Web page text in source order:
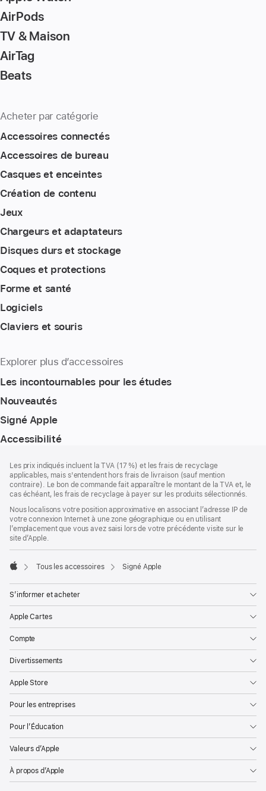
AirPods
TV & Maison
AirTag
Beats
Acheter par catégorie
Accessoires connectés
Accessoires de bureau
Casques et enceintes
Création de contenu
Jeux
Chargeurs et adaptateurs
Disques durs et stockage
Coques et protections
Forme et santé
Logiciels
Claviers et souris
Explorer plus d’accessoires
Les incontournables pour les études
Nouveautés
Signé Apple
Accessibilité
de
page
de
bas
de
Les prix indiqués incluent la TVA (17 %) et les frais de recyclage
applicables, mais s'entendent hors frais de livraison (sauf mention
contraire). Le bon de commande fait apparaître le montant de la TVA et, le
cas échéant, les frais de recyclage à payer sur les produits sélectionnés.
Nous localisons votre position approximative en associant l’adresse IP de
votre connexion Internet à une zone géographique ou en utilisant
l’emplacement que vous avez saisi lors de votre précédente visite sur le
site d’Apple.
Tous les accessoires Signé Apple
S’informer et acheter
Apple Cartes
Compte
Divertissements
Apple Store
Pour les entreprises
Pour l’Éducation
Valeurs d’Apple
À propos d’Apple